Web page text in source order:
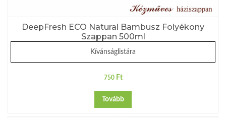
DeepFresh ECO Natural Bambusz Folyékony
Szappan 500ml
Kívánságlistára
750 Ft
Tovább